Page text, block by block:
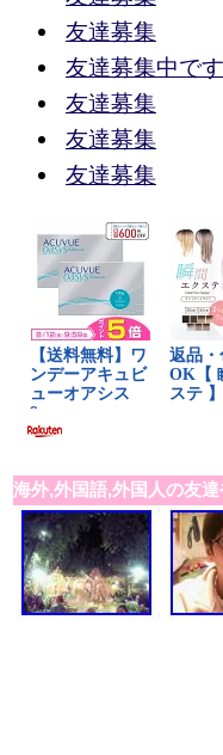
友達募集
友達募集中です
友達募集
友達募集
友達募集
海外,外国語,外国人の友